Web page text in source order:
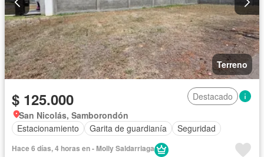
Terreno
$ 125.000
Destacado
San Nicolás, Samborondón
Estacionamiento
Garita de guardianía Seguridad
Hace 6 días, 4 horas en - Molly Saldarriaga